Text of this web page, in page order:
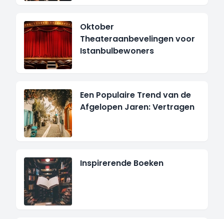
Oktober
Theateraanbevelingen voor
Istanbulbewoners
Een Populaire Trend van de
Afgelopen Jaren: Vertragen
Inspirerende Boeken